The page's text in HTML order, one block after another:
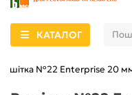
КАТАЛОГ
№22 Enterprise 20